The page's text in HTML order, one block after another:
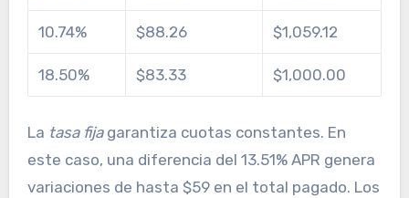
10.74% $88.26 $1,059.12
18.50% $83.33 $1,000.00
La tasa fijagarantiza cuotas constantes. En
este caso, una diferencia del 13.51% APR genera
variaciones de hasta $59 en el total pagado. Los